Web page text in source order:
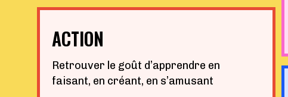
ACTION
Retrouver le goût d’apprendre en
faisant, en créant, en s’amusant